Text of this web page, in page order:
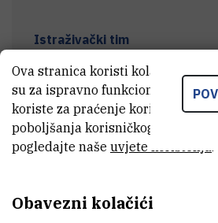
Istraživački tim
Projektni sastanci
Ova stranica koristi kolačiće.
su za ispravno funkcioniranje
koriste za praćenje korištenja
poboljšanja korisničkog iskustva.
pogledajte naše uvjete korištenja.
Obavezni kolačići